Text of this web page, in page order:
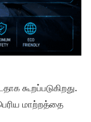
கூறப்படுகிறது.
மாற்றத்தை